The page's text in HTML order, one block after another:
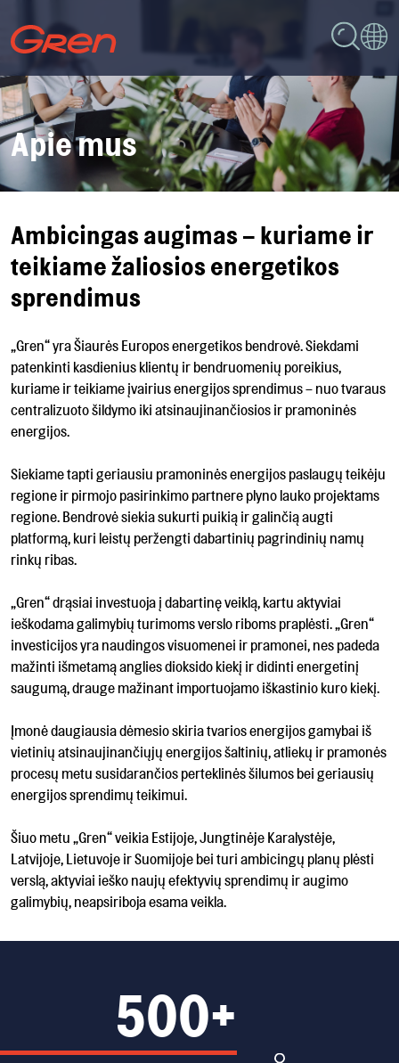
Apie mus
Ambicingas augimas – kuriame ir
teikiame žaliosios energetikos
sprendimus
„Gren“ yra Šiaurės Europos energetikos bendrovė. Siekdami
patenkinti kasdienius klientų ir bendruomenių poreikius,
kuriame ir teikiame įvairius energijos sprendimus – nuo tvaraus
centralizuoto šildymo iki atsinaujinančiosios ir pramoninės
energijos.
Siekiame tapti geriausiu pramoninės energijos paslaugų teikėju
regione ir pirmojo pasirinkimo partnere plyno lauko projektams
regione. Bendrovė siekia sukurti puikią ir galinčią augti
platformą, kuri leistų peržengti dabartinių pagrindinių namų
rinkų ribas.
„Gren“ drąsiai investuoja į dabartinę veiklą, kartu aktyviai
ieškodama galimybių turimoms verslo riboms praplėsti. „Gren“
investicijos yra naudingos visuomenei ir pramonei, nes padeda
mažinti išmetamą anglies dioksido kiekį ir didinti energetinį
saugumą, drauge mažinant importuojamo iškastinio kuro kiekį.
Įmonė daugiausia dėmesio skiria tvarios energijos gamybai iš
vietinių atsinaujinančiųjų energijos šaltinių, atliekų ir pramonės
procesų metu susidarančios perteklinės šilumos bei geriausių
energijos sprendimų teikimui.
Šiuo metu „Gren“ veikia Estijoje, Jungtinėje Karalystėje,
Latvijoje, Lietuvoje ir Suomijoje bei turi ambicingų planų plėsti
verslą, aktyviai ieško naujų efektyvių sprendimų ir augimo
galimybių, neapsiriboja esama veikla.
500+